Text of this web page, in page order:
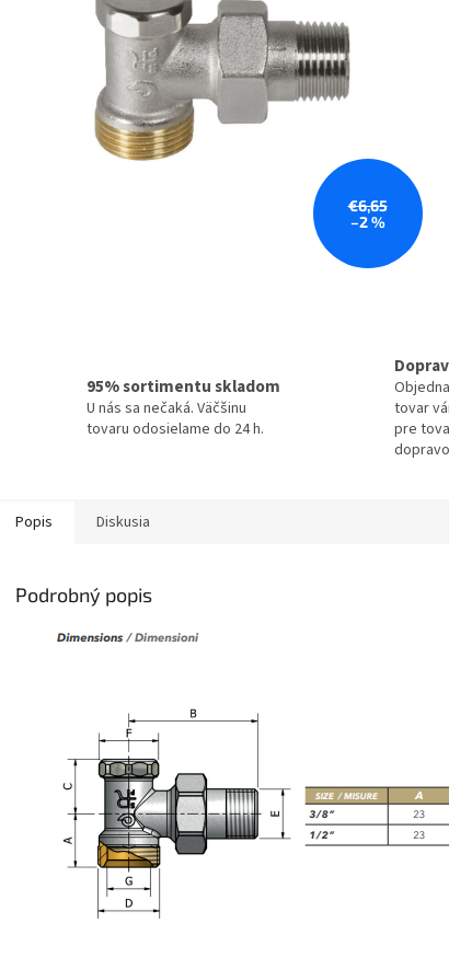
€6,65
–2 %
95% sortimentu skladom
U nás sa nečaká. Väčšinu
tovaru odosielame do 24 h.
tovar
pre
Popis Diskusia
Podrobný popis